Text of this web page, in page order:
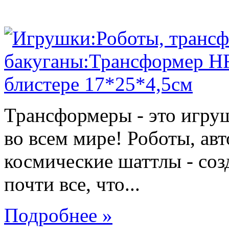
Трансформеры - это
во всем мире! Роботы,
космические шаттлы -
почти все, что...
Подробнее »